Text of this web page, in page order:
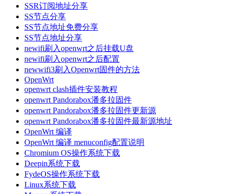
SSR订阅地址分享
SS节点分享
SS节点地址免费分享
SS节点地址分享
newifi刷入openwrt之后挂载U盘
newifi刷入openwrt之后配置
newwifi3刷入Openwrt固件的方法
OpenWrt
openwrt clash插件安装教程
openwrt Pandorabox潘多拉固件
openwrt Pandorabox潘多拉固件更新源
openwrt Pandorabox潘多拉固件最新源地址
OpenWrt 编译
OpenWrt 编译 menuconfig配置说明
Chromium OS操作系统下载
Deepin系统下载
FydeOS操作系统下载
Linux系统下载